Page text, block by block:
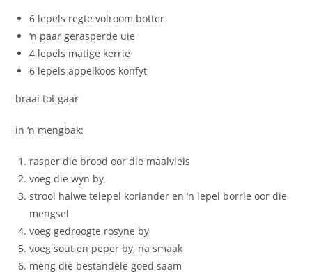
6 lepels regte volroom botter
‘n paar gerasperde uie
4 lepels matige kerrie
6 lepels appelkoos konfyt
braai tot gaar
in ‘n mengbak:
rasper die brood oor die maalvleis
voeg die wyn by
strooi halwe telepel koriander en ‘n lepel borrie oor die
mengsel
voeg gedroogte rosyne by
voeg sout en peper by, na smaak
meng die bestandele goed saam